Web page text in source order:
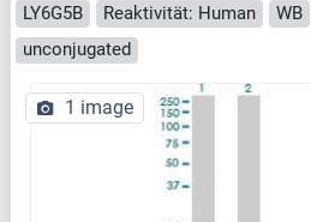
LY6G5B Reaktivität: Human WB
unconjugated
1 image